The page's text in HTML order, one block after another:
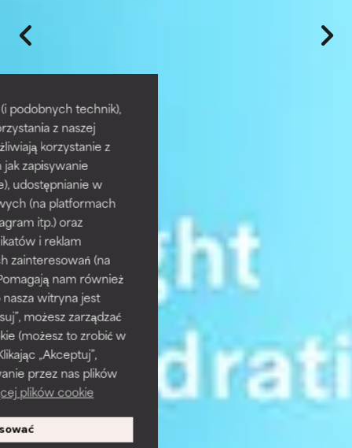
podobnych technik),
z naszej
korzystanie z
zapisywanie
udostępnianie w
(na platformach
itp.) oraz
i reklam
zainteresowań (na
nam również
witryna jest
możesz zarządzać
(możesz to zrobić w
„Akceptuj”,
przez nas plików
plików cookie